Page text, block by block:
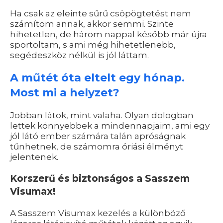
Ha csak az eleinte sűrű csöpögtetést nem
számítom annak, akkor semmi. Szinte
hihetetlen, de három nappal később már újra
sportoltam, s ami még hihetetlenebb,
segédeszköz nélkül is jól láttam.
A műtét óta eltelt egy hónap.
Most mi a helyzet?
Jobban látok, mint valaha. Olyan dologban
lettek könnyebbek a mindennapjaim, ami egy
jól látó ember számára talán apróságnak
tűnhetnek, de számomra óriási élményt
jelentenek.
Korszerű és biztonságos a Sasszem
Visumax!
A Sasszem Visumax kezelés a különböző